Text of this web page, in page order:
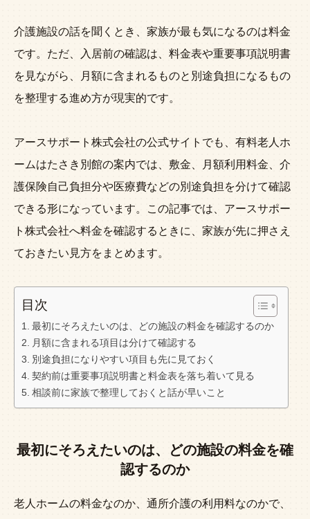
介護施設の話を聞くとき、家族が最も気になるのは料金
です。ただ、入居前の確認は、料金表や重要事項説明書
を見ながら、月額に含まれるものと別途負担になるもの
を整理する進め方が現実的です。
アースサポート株式会社の公式サイトでも、有料老人ホ
ームはたさき別館の案内では、敷金、月額利用料金、介
護保険自己負担分や医療費などの別途負担を分けて確認
できる形になっています。この記事では、アースサポー
ト株式会社へ料金を確認するときに、家族が先に押さえ
ておきたい見方をまとめます。
目次
最初にそろえたいのは、どの施設の料金を確認するのか
月額に含まれる項目は分けて確認する
別途負担になりやすい項目も先に見ておく
契約前は重要事項説明書と料金表を落ち着いて見る
相談前に家族で整理しておくと話が早いこと
最初にそろえたいのは、どの施設の料金を確
認するのか
老人ホームの料金なのか、通所介護の利用料なのかで、